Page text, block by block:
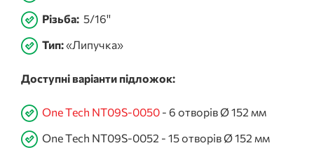
Різьба: 5/16''
Тип:«Липучка»
Доступні варіанти підложок:
One Tech NT09S-0050 - 6 отворів Ø 152 мм
One Tech NT09S-0052 - 15 отворів Ø 152 мм